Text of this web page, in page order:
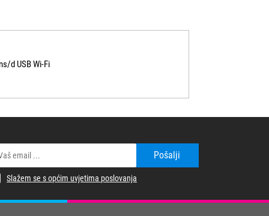
d USB Wi-Fi
Pošalji
Slažem se s općim uvjetima poslovanja